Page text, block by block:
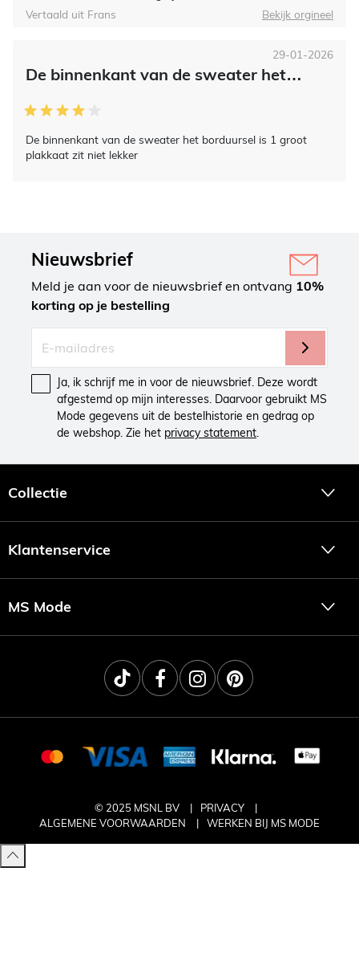
Vertaald uit Frans
Bekijk orgineel
De binnenkant van de sweater het…
De binnenkant van de sweater het borduursel is 1 groot
plakkaat zit niet lekker
29-01-2026
Nieuwsbrief
Meld je aan voor de nieuwsbrief en ontvang 10%
korting op je bestelling
Ja, ik schrijf me in voor de nieuwsbrief. Deze wordt
afgestemd op mijn interesses. Daarvoor gebruikt MS
Mode gegevens uit de bestelhistorie en gedrag op
de webshop. Zie het privacy statement.
Collectie
Klantenservice
MS Mode
© 2025 MSNL BV
PRIVACY
ALGEMENE VOORWAARDEN
WERKEN BIJ MS MODE